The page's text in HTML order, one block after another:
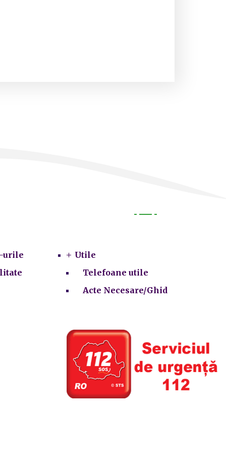
urile
Utile
Telefoane utile
Acte Necesare/Ghid